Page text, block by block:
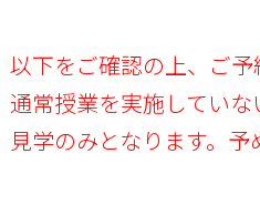
以下をご確認の上、ご予
通常授業を実施してい
見学のみとなります。予